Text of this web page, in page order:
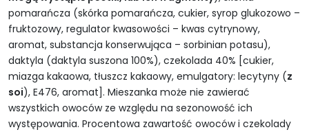
pomarańcza (skórka pomarańcza, cukier, syrop glukozowo –
fruktozowy, regulator kwasowości – kwas cytrynowy,
aromat, substancja konserwująca – sorbinian potasu),
daktyla (daktyla suszona 100%), czekolada 40% [cukier,
miazga kakaowa, tłuszcz kakaowy, emulgatory: lecytyny (z
soi), E476, aromat]. Mieszanka może nie zawierać
wszystkich owoców ze względu na sezonowość ich
występowania. Procentowa zawartość owoców i czekolady